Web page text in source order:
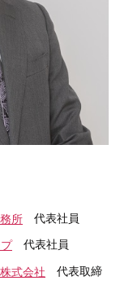
所 代表社員
代表社員
式会社 代表取締